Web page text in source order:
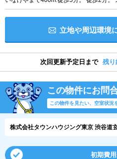
立地や周辺環境
次回更新予定日まで 残り
この物件にお問
この物件を見たい、空室状況
株式会社タウンハウジング東京 渋谷道
初期費